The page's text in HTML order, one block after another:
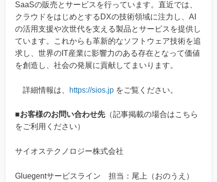
SaaSの販売とサービスを行っています。直近では、
クラウドをはじめとするDXの技術領域に注力し、AI
の活用支援や次世代を支える製品とサービスを提供し
ています。これからも革新的なソフトウェア技術を追
求し、世界のIT産業に影響力のある存在となって価値
を創造し、社会の発展に貢献してまいります。
詳細情報は、 https://sios.jp をご覧ください。
■お客様のお問い合わせ先（記事掲載の場合はこちら
をご利用ください）
サイオステクノロジー株式会社
Gluegentサービスライン 担当：尾上（おのうえ）